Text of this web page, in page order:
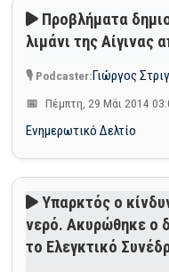
Προβλήματα
λιμάνι της Αίγινας
Γιώργος
Πέμπτη, 29 Μάι 2014
Ενημερωτικό Δελτίο
Υπαρκτός ο
νερό. Ακυρώθηκε ο
το Ελεγκτικό